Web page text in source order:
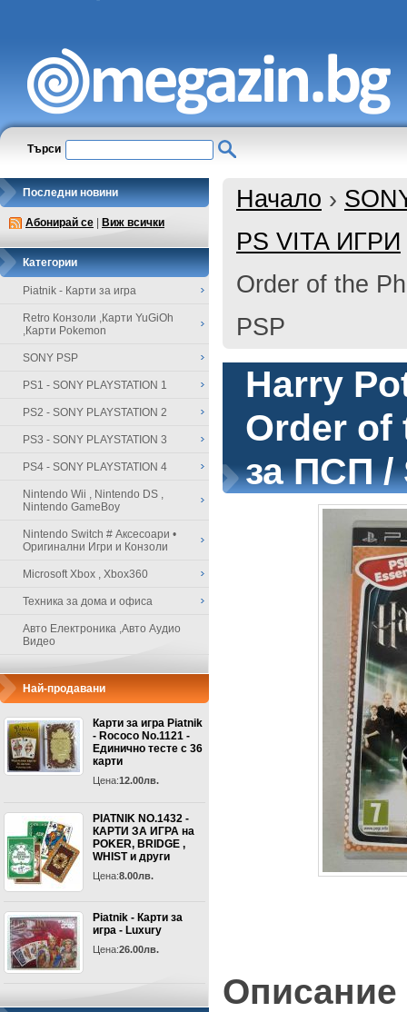
Търси
Последни новини
Абонирай се Виж всички
Категории
Piatnik - Карти за игра
Retro Конзоли ,Карти YuGiOh
,Карти Pokemon
SONY PSP
PS1 - SONY PLAYSTATION 1
PS2 - SONY PLAYSTATION 2
PS3 - SONY PLAYSTATION 3
PS4 - SONY PLAYSTATION 4
Nintendo Wii , Nintendo DS ,
Nintendo GameBoy
Nintendo Switch # Аксесоари •
Оригинални Игри и Конзоли
Microsoft Xbox , Xbox360
Техника за дома и офиса
Авто Електроника ,Авто Аудио
Видео
Най-продавани
Карти за игра Piatnik
- Rococo No.1121 -
Единично тесте с 36
карти
Цена:12.00лв.
PIATNIK NO.1432 -
КАРТИ ЗА ИГРА на
POKER, BRIDGE ,
WHIST и други
Цена:8.00лв.
Piatnik - Карти за
игра - Luxury
Цена:26.00лв.
Начало ›
PS VITA ИГРИ
Order of the
PSP
Harry
Order of
за ПСП /
Описание